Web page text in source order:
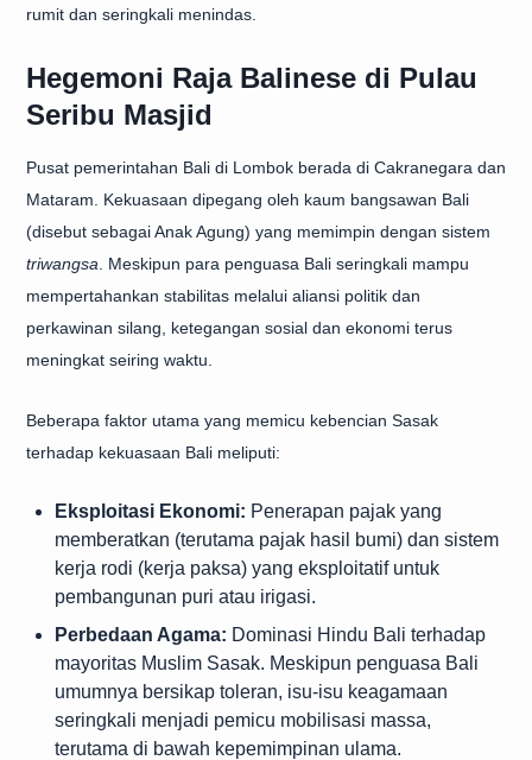
rumit dan seringkali menindas.
Hegemoni Raja Balinese di Pulau
Seribu Masjid
Pusat pemerintahan Bali di Lombok berada di Cakranegara dan
Mataram. Kekuasaan dipegang oleh kaum bangsawan Bali
(disebut sebagai Anak Agung) yang memimpin dengan sistem
triwangsa . Meskipun para penguasa Bali seringkali mampu
mempertahankan stabilitas melalui aliansi politik dan
perkawinan silang, ketegangan sosial dan ekonomi terus
meningkat seiring waktu.
Beberapa faktor utama yang memicu kebencian Sasak
terhadap kekuasaan Bali meliputi:
Eksploitasi Ekonomi: Penerapan pajak yang
memberatkan (terutama pajak hasil bumi) dan sistem
kerja rodi (kerja paksa) yang eksploitatif untuk
pembangunan puri atau irigasi.
Perbedaan Agama: Dominasi Hindu Bali terhadap
mayoritas Muslim Sasak. Meskipun penguasa Bali
umumnya bersikap toleran, isu-isu keagamaan
seringkali menjadi pemicu mobilisasi massa,
terutama di bawah kepemimpinan ulama.